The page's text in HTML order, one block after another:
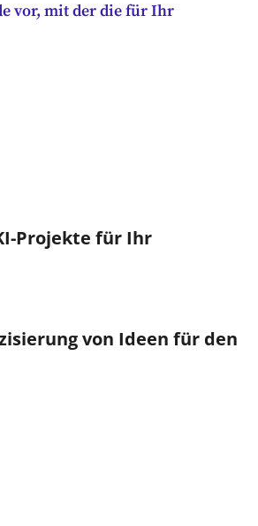
vor, mit der die für Ihr
Projekte für Ihr
von Ideen für den